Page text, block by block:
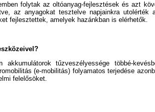
folytak az oltóanyag-fejlesztések és azt
az anyagokat tesztelve napjainkra utolérték
fejlesztettek, amelyek hazánkban is elérhetők.
akkumulátorok tűzveszélyessége többé-
(e-mobilitás) folyamatos terjedése
felelősöket.